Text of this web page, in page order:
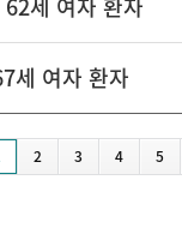
세 여자 환자
세 여자 환자
2 3 4 5